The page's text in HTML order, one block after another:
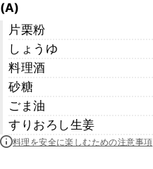
(A)
片栗粉
しょうゆ
料理酒
砂糖
ごま油
すりおろし生姜
料理を安全に楽しむための注意事項